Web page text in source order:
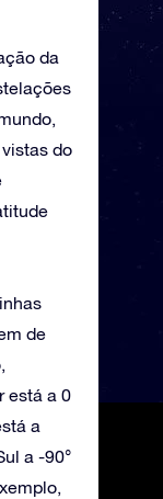
da
do
de
está a 0
a
a -90°